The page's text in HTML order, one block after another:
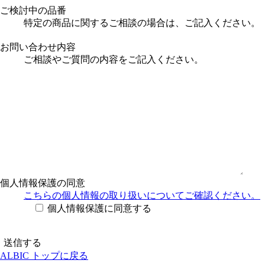
ご検討中の品番
特定の商品に関するご相談の場合は、ご記入ください。
お問い合わせ内容
ご相談やご質問の内容をご記入ください。
個人情報保護の同意
こちらの個人情報の取り扱いについてご確認ください。
個人情報保護に同意する
ALBIC トップに戻る